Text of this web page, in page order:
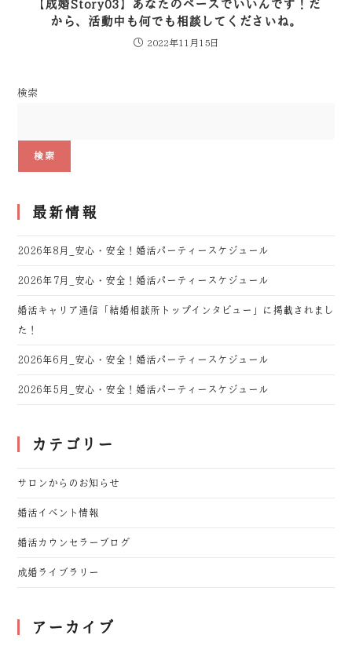
【成婚Story03】あなたのペースでいいんです！だ
から、活動中も何でも相談してくださいね。
2022年11月15日
検索
検索
最新情報
2026年8月_安心・安全！婚活パーティースケジュール
2026年7月_安心・安全！婚活パーティースケジュール
婚活キャリア通信「結婚相談所トップインタビュー」に掲載されまし
た！
2026年6月_安心・安全！婚活パーティースケジュール
2026年5月_安心・安全！婚活パーティースケジュール
カテゴリー
サロンからのお知らせ
婚活イベント情報
婚活カウンセラーブログ
成婚ライブラリー
アーカイブ